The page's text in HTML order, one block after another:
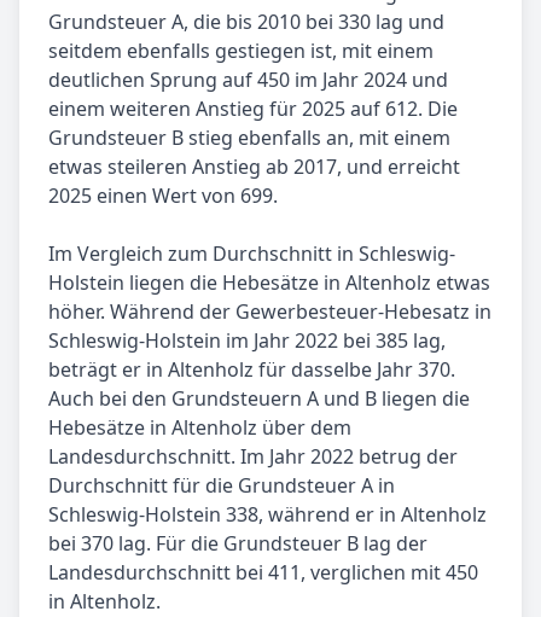
Grundsteuer A, die bis 2010 bei 330 lag und
seitdem ebenfalls gestiegen ist, mit einem
deutlichen Sprung auf 450 im Jahr 2024 und
einem weiteren Anstieg für 2025 auf 612. Die
Grundsteuer B stieg ebenfalls an, mit einem
etwas steileren Anstieg ab 2017, und erreicht
2025 einen Wert von 699.
Im Vergleich zum Durchschnitt in Schleswig-
Holstein liegen die Hebesätze in Altenholz etwas
höher. Während der Gewerbesteuer-Hebesatz in
Schleswig-Holstein im Jahr 2022 bei 385 lag,
beträgt er in Altenholz für dasselbe Jahr 370.
Auch bei den Grundsteuern A und B liegen die
Hebesätze in Altenholz über dem
Landesdurchschnitt. Im Jahr 2022 betrug der
Durchschnitt für die Grundsteuer A in
Schleswig-Holstein 338, während er in Altenholz
bei 370 lag. Für die Grundsteuer B lag der
Landesdurchschnitt bei 411, verglichen mit 450
in Altenholz.